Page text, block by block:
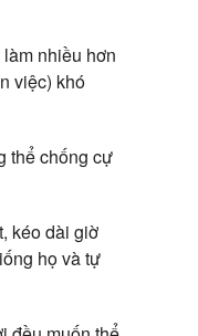
nhiều hơn
việc) khó
thể chống cự
kéo dài giờ
họ và tự